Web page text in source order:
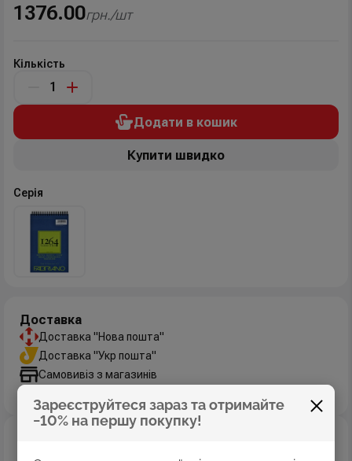
Зареєструйтеся зараз та отримайте
−10% на першу покупку!
1376.00грн./шт
Кількість
Додати в кошик
Купити швидко
Серія
Доставка
Доставка "Нова пошта"
Доставка "Укр пошта"
Самовивіз з магазинів
Дізнатись більше